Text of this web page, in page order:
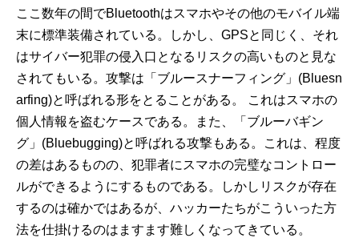
ここ数年の間でBluetoothはスマホやその他のモバイル端
末に標準装備されている。しかし、GPSと同じく、それ
はサイバー犯罪の侵入口となるリスクの高いものと見な
されてもいる。攻撃は「ブルースナーフィング」(Bluesn
arfing)と呼ばれる形をとることがある。 これはスマホの
個人情報を盗むケースである。また、「ブルーバギン
グ」(Bluebugging)と呼ばれる攻撃もある。これは、程度
の差はあるものの、犯罪者にスマホの完璧なコントロー
ルができるようにするものである。しかしリスクが存在
するのは確かではあるが、ハッカーたちがこういった方
法を仕掛けるのはますます難しくなってきている。